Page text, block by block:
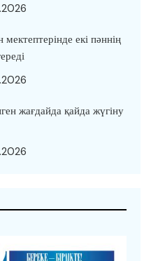
мектептерінде екі пәннің
жағдайда қайда жүгіну